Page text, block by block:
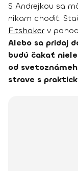
S Andrejkou sa
nikam chodiť.
Fitshaker v
Alebo sa pridaj
budú čakať
od
strave s